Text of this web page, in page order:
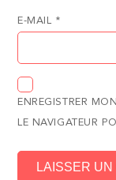
E-MAIL *
ENREGISTRER
LE NAVIGATEUR